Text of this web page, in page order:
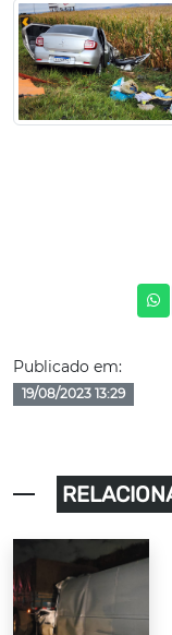
Publicado em:
19/08/2023 13:29